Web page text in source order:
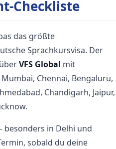
Checkliste
das größte
Sprachkursvisa. Der
VFS Global mit
Chennai, Bengaluru,
Chandigarh, Jaipur,
in Delhi und
sobald du deine